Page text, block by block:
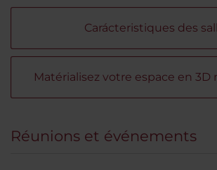
Carácteristiques des
Matérialisez votre espace en
Réunions et événements